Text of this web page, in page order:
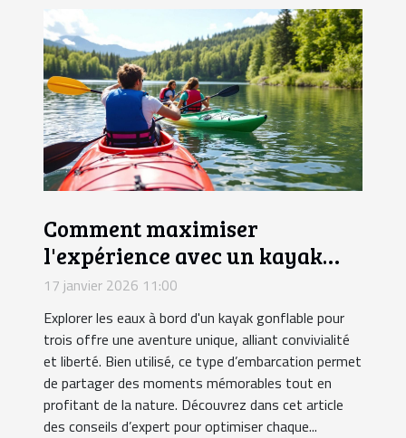
Comment maximiser
l'expérience avec un kayak
gonflable pour trois ?
17 janvier 2026 11:00
Explorer les eaux à bord d'un kayak gonflable pour
trois offre une aventure unique, alliant convivialité
et liberté. Bien utilisé, ce type d’embarcation permet
de partager des moments mémorables tout en
profitant de la nature. Découvrez dans cet article
des conseils d’expert pour optimiser chaque...